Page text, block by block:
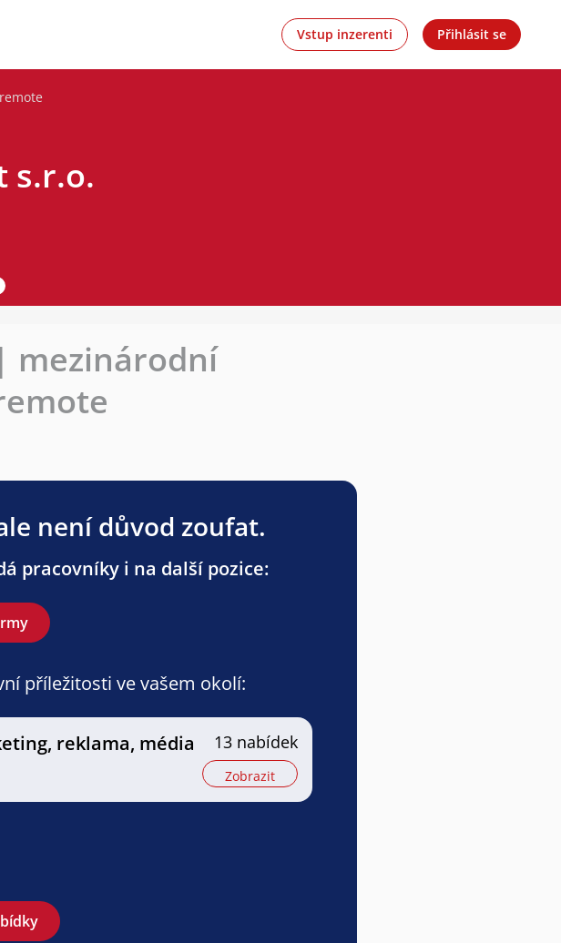
Vstup inzerenti Přihlásit se
s.r.o.
| mezinárodní
není důvod zoufat.
pracovníky i na další pozice:
příležitosti ve vašem okolí:
reklama, média
13 nabídek
Zobrazit